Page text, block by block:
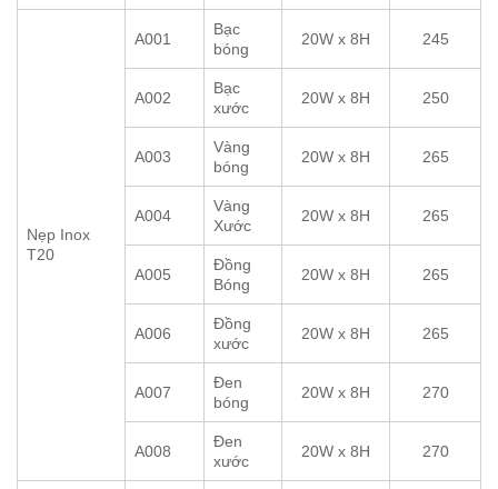
Nẹp Inox
T20
A001
Bạc
bóng
20W x 8H 245
A002
Bạc
xước
20W x 8H 250
A003
Vàng
bóng
20W x 8H 265
A004
Vàng
Xước
20W x 8H 265
A005
Đồng
Bóng
20W x 8H 265
A006
Đồng
xước
20W x 8H 265
A007
Đen
bóng
20W x 8H 270
A008
Đen
xước
20W x 8H 270